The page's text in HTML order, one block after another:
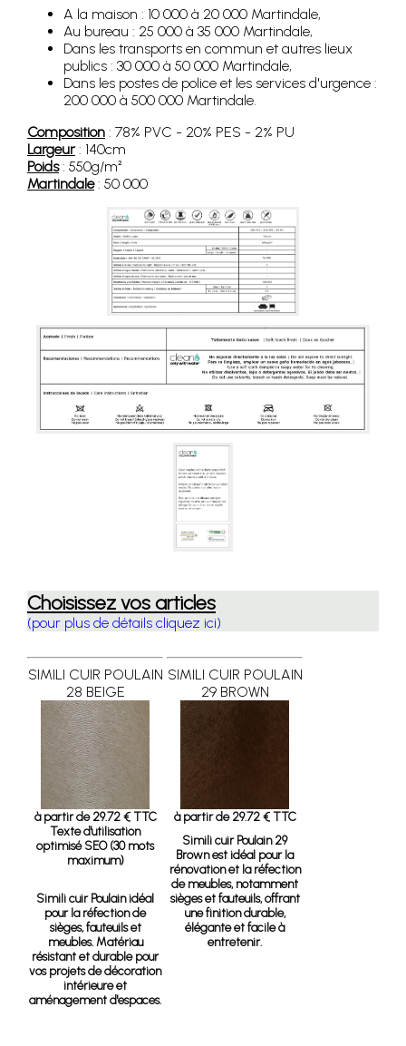
A la maison : 10 000 à 20 000 Martindale,
Au bureau : 25 000 à 35 000 Martindale,
Dans les transports en commun et autres lieux
publics : 30 000 à 50 000 Martindale,
Dans les postes de police et les services d'urgence :
200 000 à 500 000 Martindale.
Composition : 78% PVC - 20% PES - 2% PU
Largeur: 140cm
Poids: 550g/m²
Martindale: 50 000
Choisissez vos articles
(pour plus de détails cliquez ici)
SIMILI CUIR POULAIN
28 BEIGE
à partir de 29.72 € TTC
Texte d'utilisation
optimisé SEO (30 mots
maximum)
Simili cuir Poulain idéal
pour la réfection de
sièges, fauteuils et
meubles. Matériau
résistant et durable pour
vos projets de décoration
intérieure et
aménagement d'espaces.
SIMILI CUIR POULAIN
29 BROWN
à partir de 29.72 € TTC
Simili cuir Poulain 29
Brownest idéal pour la
rénovation et la réfection
de meubles, notamment
sièges et fauteuils, offrant
une finition durable,
élégante et facile à
entretenir.